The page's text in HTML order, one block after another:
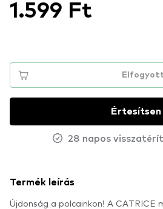
1.599 Ft
Értesítsen
28 napos
Termék leírás
Újdonság a polcainkon! A CATRICE